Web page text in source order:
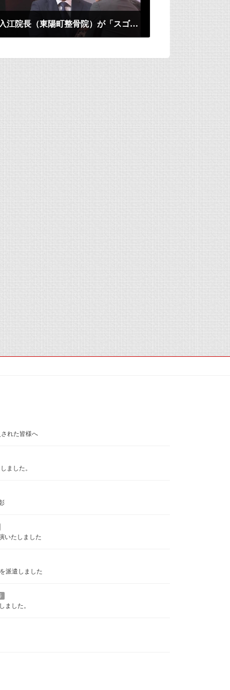
入江院長（東陽町整骨院）が「スゴイ社員賞」優秀賞を受賞しました！
れた皆様へ
ました。
いたしました
派遣しました
ました。